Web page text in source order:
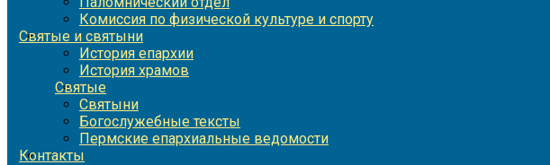
Комиссия по физической культуре и спорту
Святые и святыни
История епархии
История храмов
Святые
Святыни
Богослужебные тексты
Пермские епархиальные ведомости
Контакты